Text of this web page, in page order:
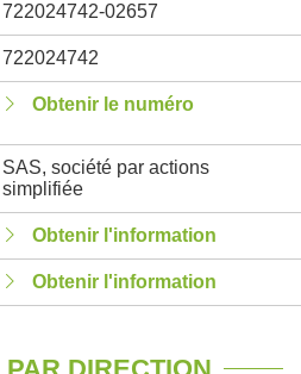
722024742-02657
722024742
Obtenir le numéro
SAS, société par actions
simplifiée
Obtenir l'information
Obtenir l'information